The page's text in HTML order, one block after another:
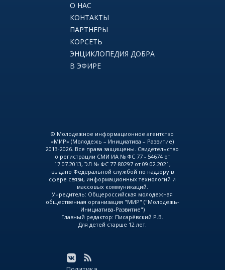
О НАС
КОНТАКТЫ
ПАРТНЕРЫ
КОРСЕТЬ
ЭНЦИКЛОПЕДИЯ ДОБРА
В ЭФИРЕ
© Молодежное информационное агентство
«МИР» (Молодежь – Инициатива – Развитие)
2013-2026. Все права защищены. Свидетельство
о регистрации СМИ ИА № ФС 77 - 54674 от
17.07.2013, ЭЛ № ФС 77-80297 от 09.02.2021,
выдано Федеральной службой по надзору в
сфере связи, информационных технологий и
массовых коммуникаций.
Учредитель: Общероссийская молодежная
общественная организация "МИР" ("Молодежь-
Инициатива-Развитие")
Главный редактор: Писарёвский Р.В.
Для детей старше 12 лет.